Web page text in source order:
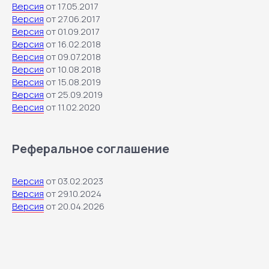
Версия от 17.05.2017
Версия от 27.06.2017
Версия от 01.09.2017
Версия от 16.02.2018
Версия от 09.07.2018
Версия от 10.08.2018
Версия от 15.08.2019
Версия от 25.09.2019
Версия от 11.02.2020
Реферальное соглашение
Версия от 03.02.2023
Версия от 29.10.2024
Версия от 20.04.2026
Техническая поддержка
+7 727 312 36 78
+7 343 236 65 47
Для звонков из других стран
Для звонков из РФ
8 800 222 79 89